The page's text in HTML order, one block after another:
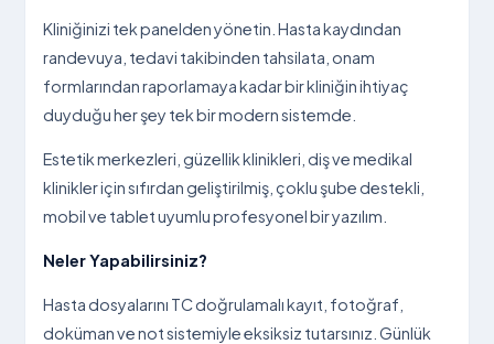
Kliniğinizi tek panelden yönetin. Hasta kaydından
randevuya, tedavi takibinden tahsilata, onam
formlarından raporlamaya kadar bir kliniğin ihtiyaç
duyduğu her şey tek bir modern sistemde.
Estetik merkezleri, güzellik klinikleri, diş ve medikal
klinikler için sıfırdan geliştirilmiş, çoklu şube destekli,
mobil ve tablet uyumlu profesyonel bir yazılım.
Neler Yapabilirsiniz?
Hasta dosyalarını TC doğrulamalı kayıt, fotoğraf,
doküman ve not sistemiyle eksiksiz tutarsınız. Günlük